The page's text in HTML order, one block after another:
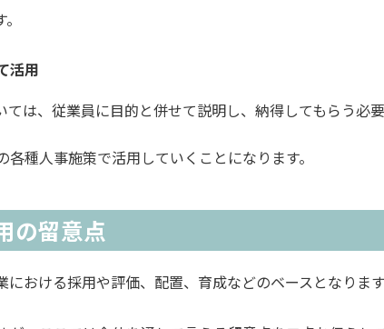
活用
は、従業員に目的と併せて説明し、納得してもらう必要
種人事施策で活用していくことになります。
の留意点
おける採用や評価、配置、育成などのベースとなりま